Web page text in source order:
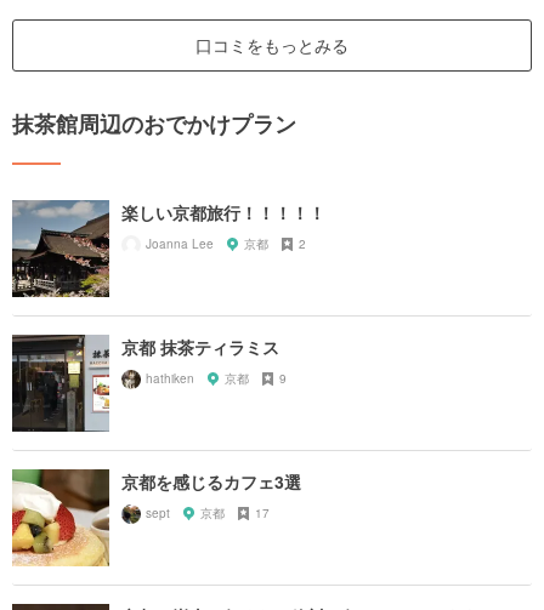
口コミをもっとみる
抹茶館周辺のおでかけプラン
楽しい京都旅行！！！！！
Joanna Lee 京都 2
京都 抹茶ティラミス
hathiken 京都 9
京都を感じるカフェ3選
sept 京都 17